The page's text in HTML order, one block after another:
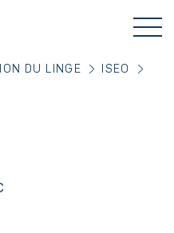
DU LINGE
ISEO